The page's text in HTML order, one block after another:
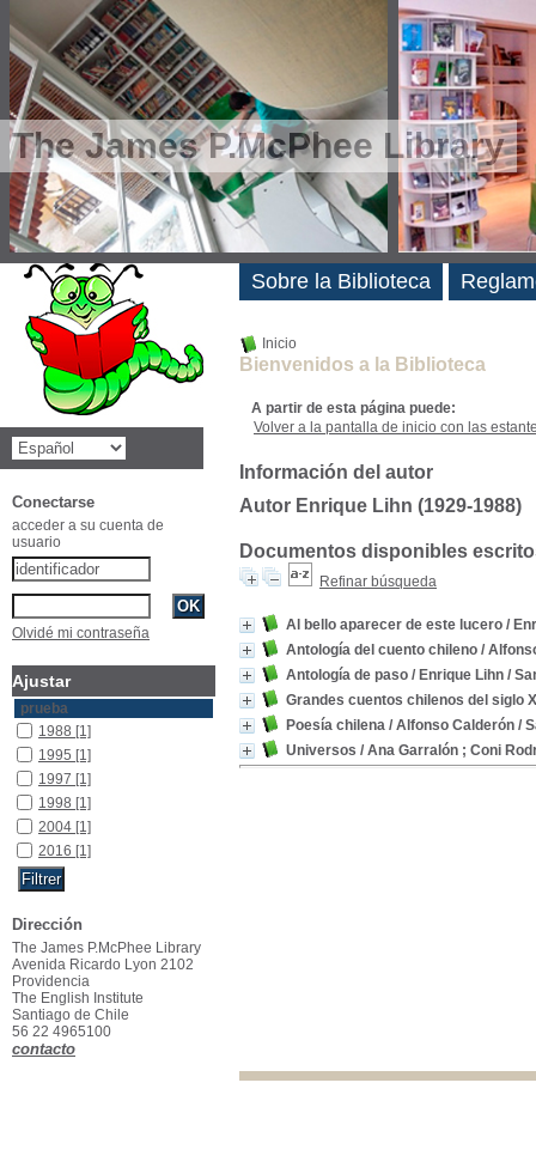
The James P.McPhee Library
Inicio
Bienvenidos a la Biblioteca
A partir de esta página puede:
Volver a la pantalla de inicio con las
Información del autor
Autor Enrique Lihn (1929-1988)
Documentos disponibles
Refinar búsqueda
Al bello aparecer de este lucero /
Antología del cuento chileno /
Antología de paso / Enrique Lihn /
Grandes cuentos chilenos del siglo
Poesía chilena / Alfonso Calderón /
Universos / Ana Garralón ; Coni
Sobre la Biblioteca
Novedades
Conectarse
acceder a su cuenta de
usuario
Olvidé mi contraseña
Ajustar
prueba
1988 [1]
1995 [1]
1997 [1]
1998 [1]
2004 [1]
2016 [1]
Dirección
The James P.McPhee Library
Avenida Ricardo Lyon 2102
Providencia
The English Institute
Santiago de Chile
56 22 4965100
contacto